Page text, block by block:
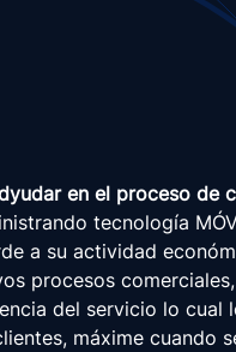
en el proceso de
tecnología
a su actividad
procesos
del servicio lo cual
máxime cuando